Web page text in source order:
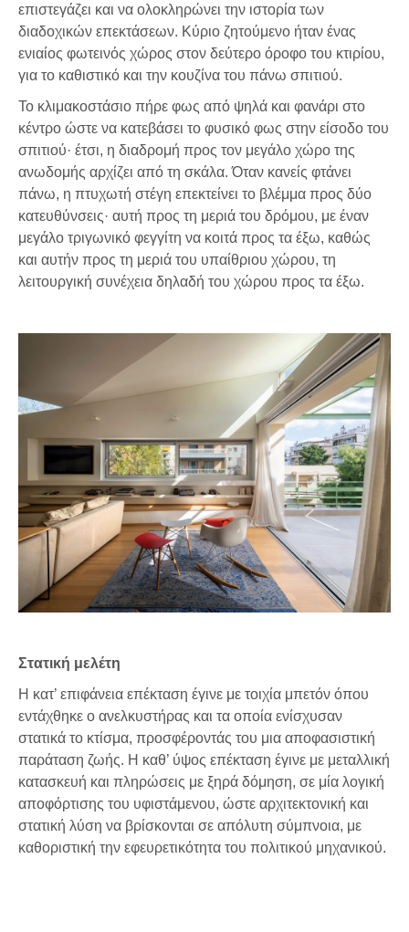
επιστεγάζει και να ολοκληρώνει την ιστορία των
διαδοχικών επεκτάσεων. Κύριο ζητούμενο ήταν ένας
ενιαίος φωτεινός χώρος στον δεύτερο όροφο του κτιρίου,
για το καθιστικό και την κουζίνα του πάνω σπιτιού.
Το κλιμακοστάσιο πήρε φως από ψηλά και φανάρι στο
κέντρο ώστε να κατεβάσει το φυσικό φως στην είσοδο του
σπιτιού· έτσι, η διαδρομή προς τον μεγάλο χώρο της
ανωδομής αρχίζει από τη σκάλα. Όταν κανείς φτάνει
πάνω, η πτυχωτή στέγη επεκτείνει το βλέμμα προς δύο
κατευθύνσεις· αυτή προς τη μεριά του δρόμου, με έναν
μεγάλο τριγωνικό φεγγίτη να κοιτά προς τα έξω, καθώς
και αυτήν προς τη μεριά του υπαίθριου χώρου, τη
λειτουργική συνέχεια δηλαδή του χώρου προς τα έξω.
Στατική μελέτη
Η κατ’ επιφάνεια επέκταση έγινε με τοιχία μπετόν όπου
εντάχθηκε ο ανελκυστήρας και τα οποία ενίσχυσαν
στατικά το κτίσμα, προσφέροντάς του μια αποφασιστική
παράταση ζωής. Η καθ’ ύψος επέκταση έγινε με μεταλλική
κατασκευή και πληρώσεις με ξηρά δόμηση, σε μία λογική
αποφόρτισης του υφιστάμενου, ώστε αρχιτεκτονική και
στατική λύση να βρίσκονται σε απόλυτη σύμπνοια, με
καθοριστική την εφευρετικότητα του πολιτικού μηχανικού.